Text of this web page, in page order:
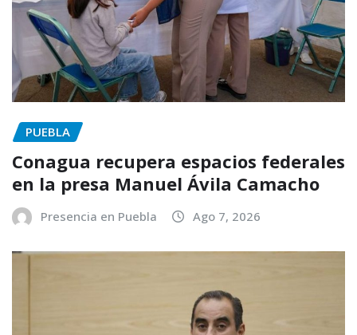
PUEBLA
Conagua recupera espacios federales
en la presa Manuel Ávila Camacho
Presencia en Puebla Ago 7, 2026